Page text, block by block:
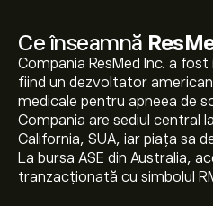
Ce înseamnă
Compania ResMed Inc. a
fiind un dezvoltator
medicale pentru apneea de
Compania are sediul central
California, SUA, iar piaţa sa
La bursa ASE din Australia,
tranzacționată cu simbolul